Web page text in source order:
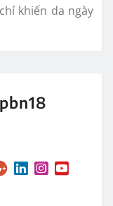
khiến da ngày